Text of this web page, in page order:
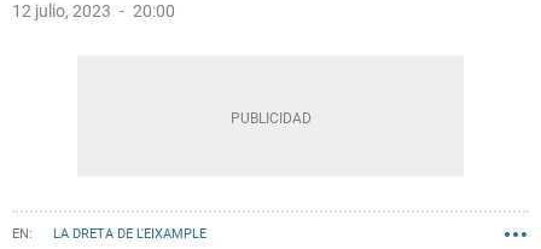
12 julio, 2023 20:00
LA DRETA DE L'EIXAMPLE